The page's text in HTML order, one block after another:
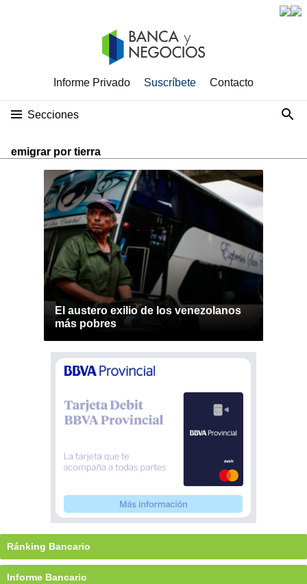
Informe Privado Suscríbete Contacto
Secciones
emigrar por tierra
El austero exilio de los venezolanos
más pobres
Ránking Bancario
Informe Bancario